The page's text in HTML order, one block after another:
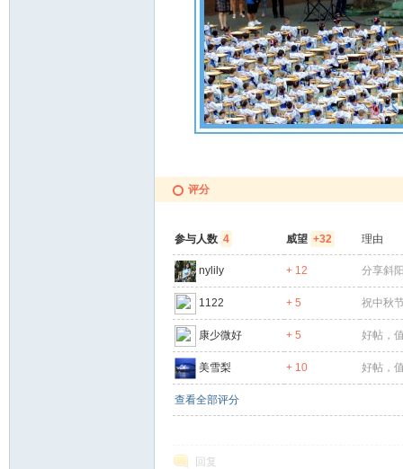
评分
参与人数 4 威望 +32 理由
nylily + 12 分享斜
1122 + 5 祝中秋
康少微好 + 5 好帖，
美雪梨 + 10 好帖，
查看全部评分
回复